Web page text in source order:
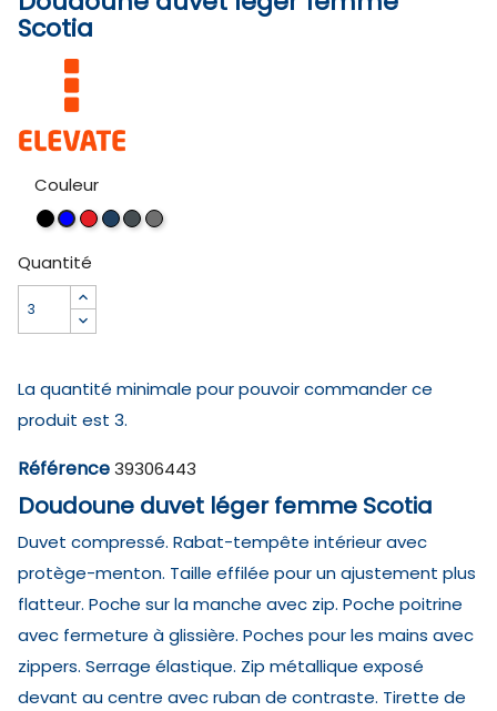
Scotia
Couleur
NoirBleuRougeMarine
Anthracite
Gris
Quantité
La quantité minimale pour pouvoir commander ce
produit est 3.
Référence39306443
Doudoune duvet léger femme Scotia
Duvet compressé. Rabat-tempête intérieur avec
protège-menton. Taille effilée pour un ajustement plus
flatteur. Poche sur la manche avec zip. Poche poitrine
avec fermeture à glissière. Poches pour les mains avec
zippers. Serrage élastique. Zip métallique exposé
devant au centre avec ruban de contraste. Tirette de